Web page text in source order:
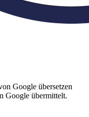
Google übersetzen
Google übermittelt.